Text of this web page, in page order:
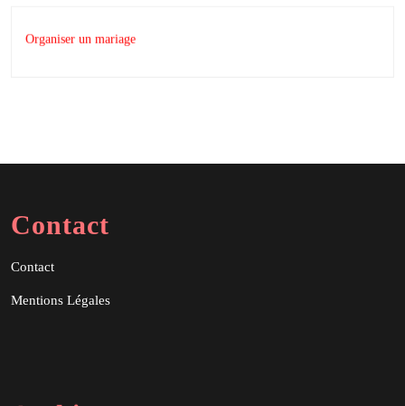
Organiser un mariage
Contact
Contact
Mentions Légales